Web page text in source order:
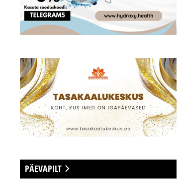
PÄEVAPILT